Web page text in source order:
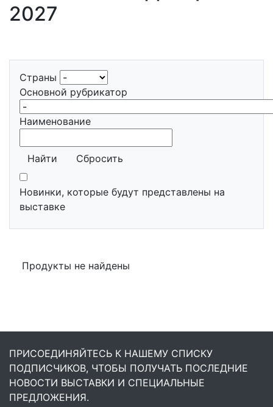
2027
Страны
Основной рубрикатор
Наименование
Найти Сбросить
Новинки, которые будут представлены на
выставке
Продукты не найдены
ПРИСОЕДИНЯЙТЕСЬ К НАШЕМУ СПИСКУ
ПОДПИСЧИКОВ, ЧТОБЫ ПОЛУЧАТЬ ПОСЛЕДНИЕ
НОВОСТИ ВЫСТАВКИ И СПЕЦИАЛЬНЫЕ
ПРЕДЛОЖЕНИЯ.